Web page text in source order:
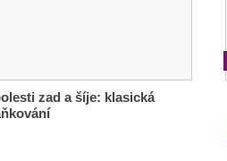
zad a šíje: klasická